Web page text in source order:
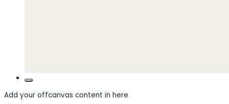
Add your offcanvas content in here